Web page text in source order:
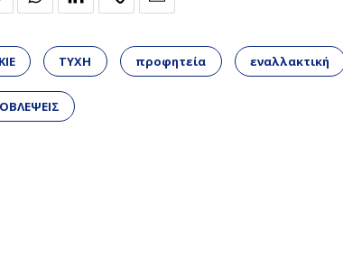
ΤΥΧΗ προφητεία εναλλακτική